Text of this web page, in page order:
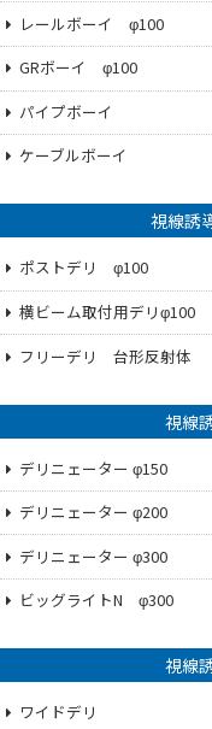
レールボーイ φ100
GRボーイ φ100
パイプボーイ
ケーブルボーイ
視線誘
ポストデリ φ100
横ビーム取付用デリφ100
フリーデリ 台形反射体
視線
デリニェーター φ150
デリニェーター φ200
デリニェーター φ300
ビッグライトN φ300
視線
ワイドデリ